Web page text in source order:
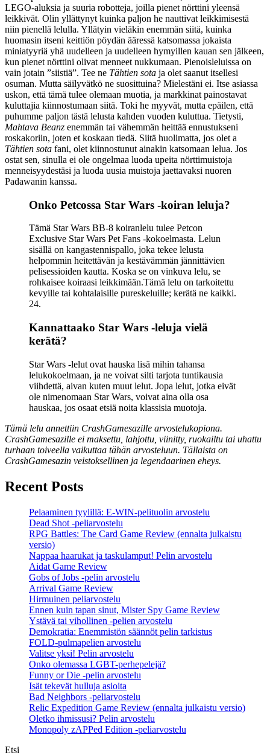
LEGO-aluksia ja suuria robotteja, joilla pienet nörttini yleensä
leikkivät. Olin yllättynyt kuinka paljon he nauttivat leikkimisestä
niin pienellä lelulla. Yllätyin vieläkin enemmän siitä, kuinka
huomasin itseni keittiön pöydän ääressä katsomassa jokaista
miniatyyriä yhä uudelleen ja uudelleen hymyillen kauan sen jälkeen,
kun pienet nörttini olivat menneet nukkumaan. Pienoisleluissa on
vain jotain ”siistiä”. Tee ne Tähtien sota ja olet saanut itsellesi
osuman. Mutta säilyvätkö ne suosittuina? Mielestäni ei. Itse asiassa
uskon, että tämä tulee olemaan muotia, ja markkinat painostavat
kuluttajia kiinnostumaan siitä. Toki he myyvät, mutta epäilen, että
puhumme paljon tästä lelusta kahden vuoden kuluttua. Tietysti,
Mahtava Beanz enemmän tai vähemmän heittää ennustukseni
roskakoriin, joten et koskaan tiedä. Siitä huolimatta, jos olet a
Tähtien sota fani, olet kiinnostunut ainakin katsomaan lelua. Jos
ostat sen, sinulla ei ole ongelmaa luoda upeita nörttimuistoja
menneisyydestäsi ja luoda uusia muistoja jaettavaksi nuoren
Padawanin kanssa.
Onko Petcossa Star Wars -koiran leluja?
Tämä Star Wars BB-8 koiranlelu tulee Petcon
Exclusive Star Wars Pet Fans -kokoelmasta. Lelun
sisällä on kangastennispallo, joka tekee lelusta
helpommin heitettävän ja kestävämmän jännittävien
pelisessioiden kautta. Koska se on vinkuva lelu, se
rohkaisee koiraasi leikkimään.Tämä lelu on tarkoitettu
kevyille tai kohtalaisille pureskeluille; kerätä ne kaikki.
24.
Kannattaako Star Wars -leluja vielä
kerätä?
Star Wars -lelut ovat hauska lisä mihin tahansa
lelukokoelmaan, ja ne voivat silti tarjota tuntikausia
viihdettä, aivan kuten muut lelut. Jopa lelut, jotka eivät
ole nimenomaan Star Wars, voivat aina olla osa
hauskaa, jos osaat etsiä noita klassisia muotoja.
Tämä lelu annettiin CrashGamesazille arvostelukopiona.
CrashGamesazille ei maksettu, lahjottu, viinitty, ruokailtu tai uhattu
turhaan toiveella vaikuttaa tähän arvosteluun. Tällaista on
CrashGamesazin veistoksellinen ja legendaarinen eheys.
Recent Posts
Pelaaminen tyylillä: E-WIN-pelituolin arvostelu
Dead Shot -peliarvostelu
RPG Battles: The Card Game Review (ennalta julkaistu
versio)
Nappaa haarukat ja taskulamput! Pelin arvostelu
Aidat Game Review
Gobs of Jobs -pelin arvostelu
Arrival Game Review
Hirmuinen peliarvostelu
Ennen kuin tapan sinut, Mister Spy Game Review
Ystävä tai vihollinen -pelien arvostelu
Demokratia: Enemmistön säännöt pelin tarkistus
FOLD-pulmapelien arvostelu
Valitse yksi! Pelin arvostelu
Onko olemassa LGBT-perhepelejä?
Funny or Die -pelin arvostelu
Isät tekevät hulluja asioita
Bad Neighbors -peliarvostelu
Relic Expedition Game Review (ennalta julkaistu versio)
Oletko ihmissusi? Pelin arvostelu
Monopoly zAPPed Edition -peliarvostelu
Etsi